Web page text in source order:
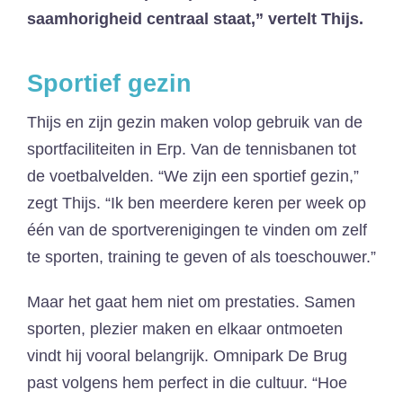
saamhorigheid centraal staat,” vertelt Thijs.
Sportief gezin
Thijs en zijn gezin maken volop gebruik van de
sportfaciliteiten in Erp. Van de tennisbanen tot
de voetbalvelden. “We zijn een sportief gezin,”
zegt Thijs. “Ik ben meerdere keren per week op
één van de sportverenigingen te vinden om zelf
te sporten, training te geven of als toeschouwer.”
Maar het gaat hem niet om prestaties. Samen
sporten, plezier maken en elkaar ontmoeten
vindt hij vooral belangrijk. Omnipark De Brug
past volgens hem perfect in die cultuur. “Hoe